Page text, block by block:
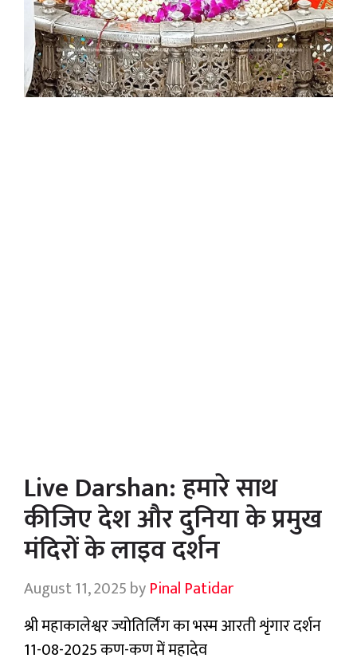
Live Darshan: हमारे साथ
कीजिए देश और दुनिया के प्रमुख
मंदिरों के लाइव दर्शन
August 11, 2025byPinal Patidar
श्री महाकालेश्वर ज्योतिर्लिंग का भस्म आरती शृंगार दर्शन
11-08-2025 कण-कण में महादेव